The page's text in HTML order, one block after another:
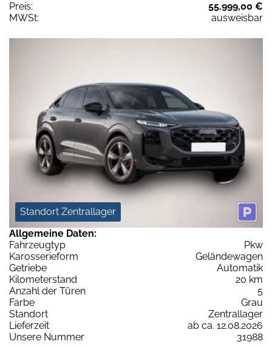
Preis:
55.999,00 €
MWSt:
ausweisbar
Standort Zentrallager
Allgemeine Daten:
Fahrzeugtyp
Pkw
Karosserieform
Geländewagen
Getriebe
Automatik
Kilometerstand
20 km
Anzahl der Türen
5
Farbe
Grau
Standort
Zentrallager
Lieferzeit
ab ca. 12.08.2026
Unsere Nummer
31988